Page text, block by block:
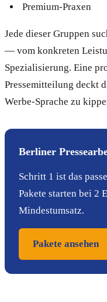
Premium-Praxen
Jede dieser Gruppen
— vom konkreten
Spezialisierung. Eine
Pressemitteilung deckt
Werbe-Sprache zu
Berliner
Schritt 1 ist das
Pakete starten bei 2
Mindestumsatz.
Pakete ansehen